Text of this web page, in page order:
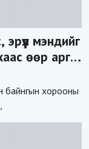
мэндийг
өөр арга
байнгын хорооны